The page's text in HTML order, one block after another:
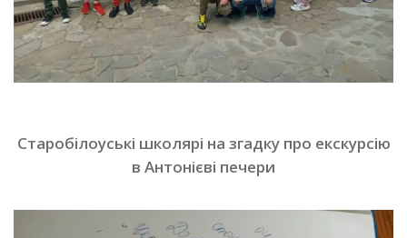
Старобілоуські школярі на згадку про екскурсію
в Антонієві печери